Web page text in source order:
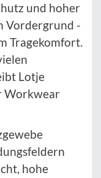
und hoher
Vordergrund -
Tragekomfort.
Lotje
Workwear
hohe